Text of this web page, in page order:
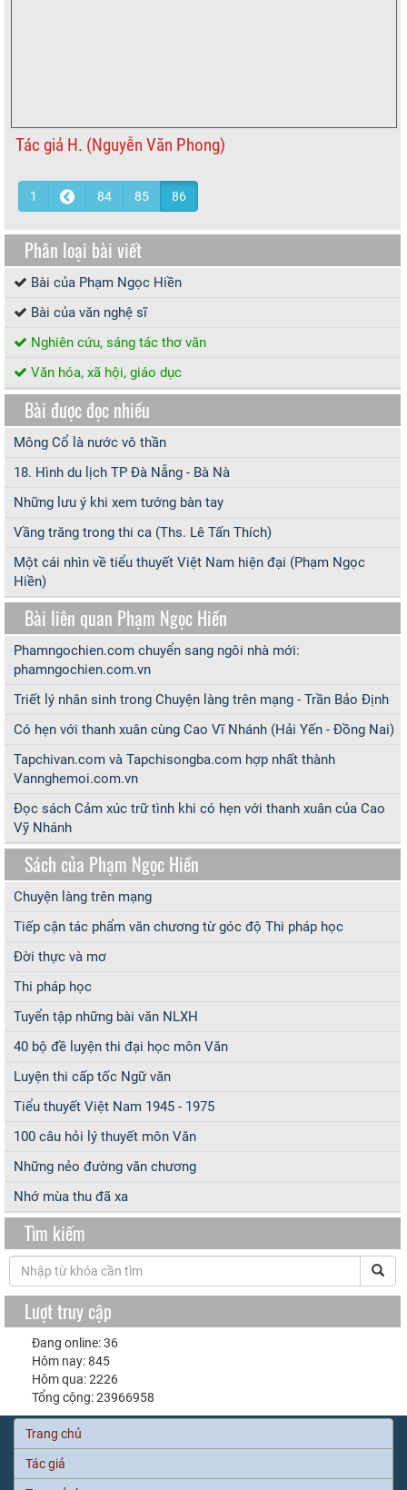
Tác giả H. (Nguyễn Văn Phong)
1 84 85 86
Phân loại bài viết
Bài của Phạm Ngọc Hiền
Bài của văn nghệ sĩ
Nghiên cứu, sáng tác thơ văn
Văn hóa, xã hội, giáo dục
Bài được đọc nhiều
Mông Cổ là nước vô thần
18. Hình du lịch TP Đà Nẵng - Bà Nà
Những lưu ý khi xem tướng bàn tay
Vầng trăng trong thi ca (Ths. Lê Tấn Thích)
Một cái nhìn về tiểu thuyết Việt Nam hiện đại (Phạm Ngọc
Hiền)
Bài liên quan Phạm Ngọc Hiền
Phamngochien.com chuyển sang ngôi nhà mới:
phamngochien.com.vn
Triết lý nhân sinh trong Chuyện làng trên mạng - Trần Bảo Định
Có hẹn với thanh xuân cùng Cao Vĩ Nhánh (Hải Yến - Đồng Nai)
Tapchivan.com và Tapchisongba.com hợp nhất thành
Vannghemoi.com.vn
Đọc sách Cảm xúc trữ tình khi có hẹn với thanh xuân của Cao
Vỹ Nhánh
Sách của Phạm Ngọc Hiền
Chuyện làng trên mạng
Tiếp cận tác phẩm văn chương từ góc độ Thi pháp học
Đời thực và mơ
Thi pháp học
Tuyển tập những bài văn NLXH
40 bộ đề luyện thi đại học môn Văn
Luyện thi cấp tốc Ngữ văn
Tiểu thuyết Việt Nam 1945 - 1975
100 câu hỏi lý thuyết môn Văn
Những nẻo đường văn chương
Nhớ mùa thu đã xa
Tìm kiếm
Lượt truy cập
Đang online: 36
Hôm nay: 845
Hôm qua: 2226
Tổng cộng: 23966958
Trang chủ
Tác giả